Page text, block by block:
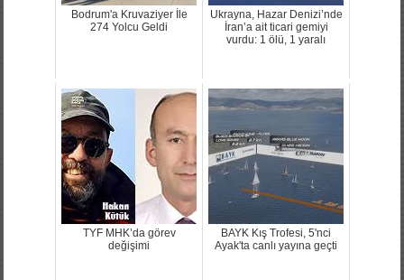
Bodrum'a Kruvaziyer İle
274 Yolcu Geldi
Ukrayna, Hazar Denizi’nde
İran’a ait ticari gemiyi
vurdu: 1 ölü, 1 yaralı
TYF MHK’da görev
değişimi
BAYK Kış Trofesi, 5'nci
Ayak'ta canlı yayına geçti